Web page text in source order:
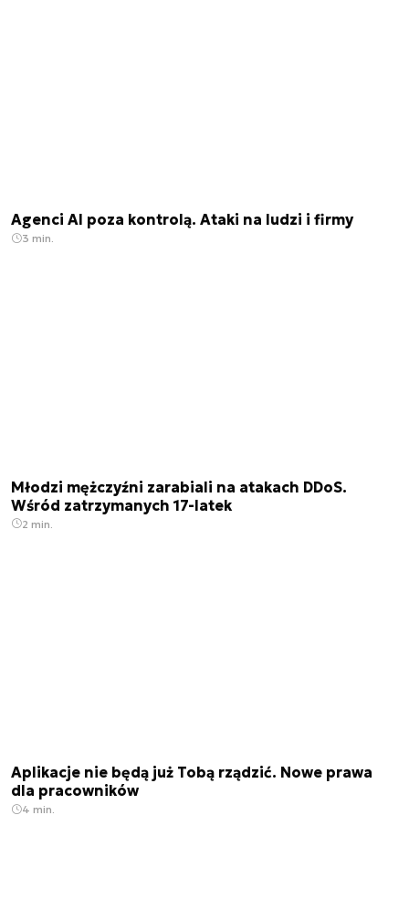
Agenci AI poza kontrolą. Ataki na ludzi i firmy
3 min.
Młodzi mężczyźni zarabiali na atakach DDoS.
Wśród zatrzymanych 17-latek
2 min.
Aplikacje nie będą już Tobą rządzić. Nowe prawa
dla pracowników
4 min.